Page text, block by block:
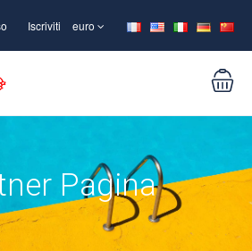
Iscriviti euro
Pagina